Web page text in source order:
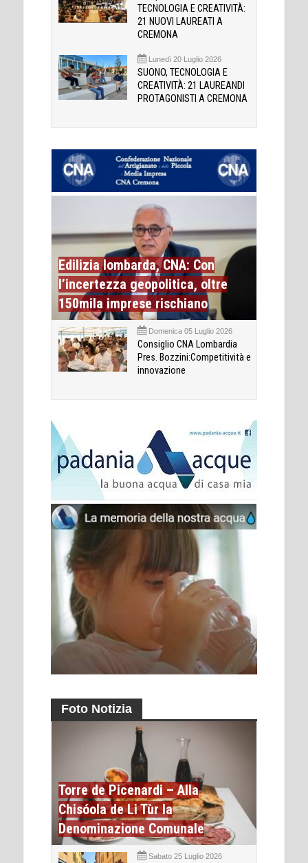
TECNOLOGIA E CREATIVITÀ:
21 NUOVI LAUREATI A
CREMONA
Lunedì 20 Luglio 2026
SUONO, TECNOLOGIA E
CREATIVITÀ: 21 LAUREANDI
PROTAGONISTI A CREMONA
Edilizia lombarda, CNA: Con
l’incertezza geopolitica, oltre
150mila imprese rischiano
Domenica 05 Luglio 2026
Consiglio CNA Lombardia
Pres. Bozzini:Competitività e
innovazione
Foto Notizia
Torre de Picenardi – Alla
Chisóola de Li Tùr la
Denominazione Comunale
Sabato 25 Luglio 2026